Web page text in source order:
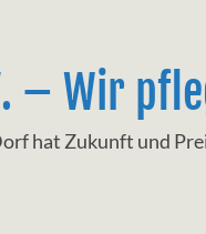
– Wir
hat Zukunft und